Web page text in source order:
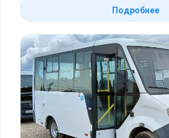
Подробнее